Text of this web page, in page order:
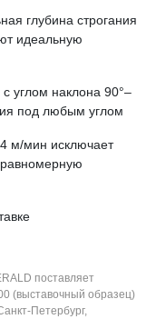
глубина строгания
идеальную
углом наклона 90°–
под любым углом
м/мин исключает
поставляет
(выставочный образец)
Петербург,